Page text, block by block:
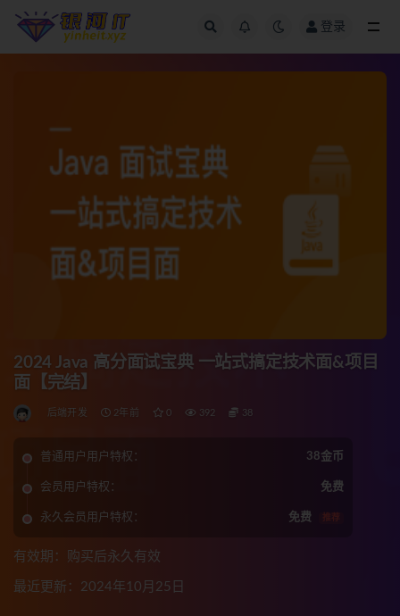
登录
2024 Java 高分面试宝典 一站式搞定技术面&项目
面【完结】
后端开发 2年前 0 392 38
普通用户用户特权： 38金币
会员用户特权： 免费
永久会员用户特权： 免费 推荐
有效期：购买后永久有效
最近更新：2024年10月25日